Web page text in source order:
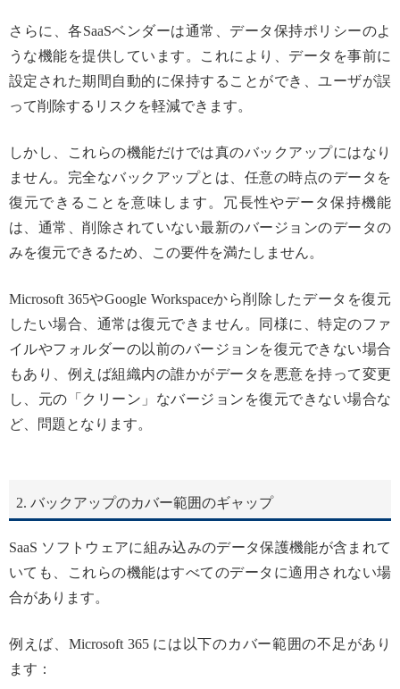
さらに、各SaaSベンダーは通常、データ保持ポリシーのよ
うな機能を提供しています。これにより、データを事前に
設定された期間自動的に保持することができ、ユーザが誤
って削除するリスクを軽減できます。
しかし、これらの機能だけでは真のバックアップにはなり
ません。完全なバックアップとは、任意の時点のデータを
復元できることを意味します。冗長性やデータ保持機能
は、通常、削除されていない最新のバージョンのデータの
みを復元できるため、この要件を満たしません。
Microsoft 365やGoogle Workspaceから削除したデータを復元
したい場合、通常は復元できません。同様に、特定のファ
イルやフォルダーの以前のバージョンを復元できない場合
もあり、例えば組織内の誰かがデータを悪意を持って変更
し、元の「クリーン」なバージョンを復元できない場合な
ど、問題となります。
2. バックアップのカバー範囲のギャップ
SaaS ソフトウェアに組み込みのデータ保護機能が含まれて
いても、これらの機能はすべてのデータに適用されない場
合があります。
例えば、Microsoft 365 には以下のカバー範囲の不足があり
ます：